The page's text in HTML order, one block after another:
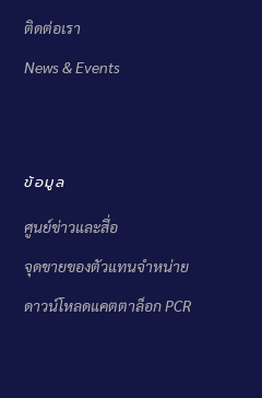
ติดต่อเรา
News & Events
ข้อมูล
ศูนย์ข่าวและสื่อ
จุดขายของตัวแทนจำหน่าย
ดาวน์โหลดแคตตาล็อก PCR